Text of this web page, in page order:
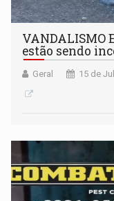
VANDALISMO
estão sendo
Geral 15 de